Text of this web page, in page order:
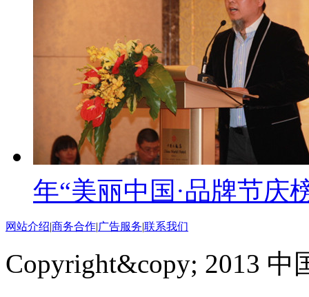
年“美丽中国·品牌节庆
网站介绍|商务合作|广告服务|联系我们
Copyright&copy; 2013 中